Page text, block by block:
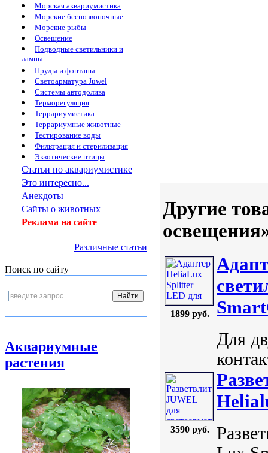
Морская аквариумистика
Морские беспозвоночные
Морские рыбы
Освещение
Подводные светильники и
лампы
Пруды и фонтаны
Светоарматура Juwel
Системы автодолива
Терморегуляция
Террариумистика
Террариумные животные
Тестирование воды
Фильтрация и стерилизация
Экзотические птицы
Статьи по аквариумистике
Это интересно...
Анекдоты
Сайты о животных
Реклама на сайте
Различные статьи
Поиск по сайту
Аквариумные
растения
Другие
1899 руб.
Для
3590 руб.